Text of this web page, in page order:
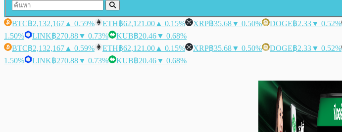
BTC฿2,132,167 ▲ 0.59% ETH฿62,121.00 ▲ 0.15% XRP฿35.68▼ 0.50% DOGE฿2.33▼ 0.52%
1.50%
LINK฿270.88▼ 0.73% KUB฿20.46▼ 0.68%
BTC฿2,132,167 ▲ 0.59% ETH฿62,121.00 ▲ 0.15% XRP฿35.68▼ 0.50% DOGE฿2.33▼ 0.52%
1.50%
LINK฿270.88▼ 0.73% KUB฿20.46▼ 0.68%